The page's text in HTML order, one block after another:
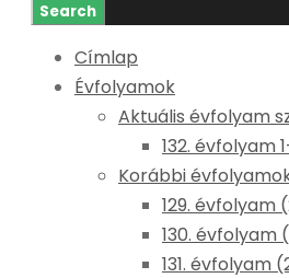
Címlap
Évfolyamok
Aktuális évfolyam
132. évfolyam
Korábbi
129. évfolyam
130. évfolyam
131. évfolyam